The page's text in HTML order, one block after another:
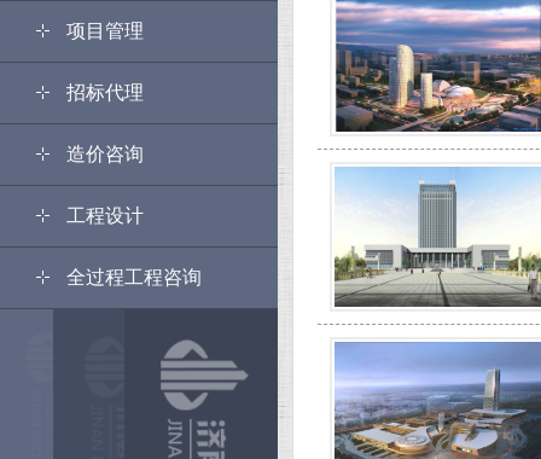
项目管理
招标代理
造价咨询
工程设计
全过程工程咨询